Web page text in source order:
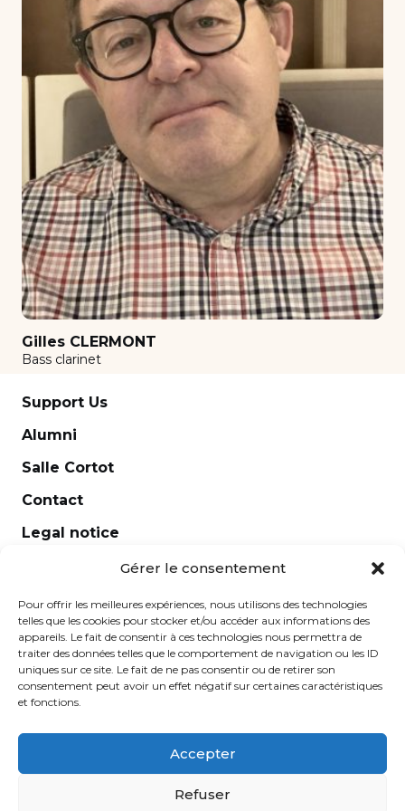
Gérer le consentement
Pour offrir les meilleures expériences, nous utilisons des technologies
telles que les cookies pour stocker et/ou accéder aux informations des
appareils. Le fait de consentir à ces technologies nous permettra de
traiter des données telles que le comportement de navigation ou les ID
uniques sur ce site. Le fait de ne pas consentir ou de retirer son
consentement peut avoir un effet négatif sur certaines caractéristiques
et fonctions.
Accepter
Refuser
Clarinet
Comédie Musicale
Composition
Conducting orchestra
Contemporain
Counterpoint - Fugue
Decryption
Diction for singers
Double Bass
Ensemble clarinettes
Film scoring
Flutes set
Harmonisation au clavier
Harmony
Harp
Histoire de la musique / Harmonie Jazz
History and analysis of contemporary music
Introductory workshop to conducting
ensembles
Jazz
Lyrique moderne
MAO (musique assistée par ordinateur)
Gilles CLERMONT
Bass clarinet
Support Us
Alumni
Salle Cortot
Contact
Legal notice
Caroline de Vibraye